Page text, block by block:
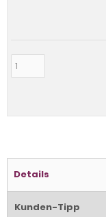
Details
Kunden-Tipp